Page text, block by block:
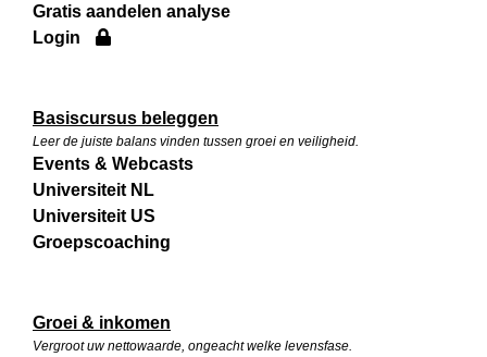
Gratis aandelen analyse
Login
Basiscursus beleggen
Leer de juiste balans vinden tussen groei en veiligheid.
Events & Webcasts
Universiteit NL
Universiteit US
Groepscoaching
Groei & inkomen
Vergroot uw nettowaarde, ongeacht welke levensfase.